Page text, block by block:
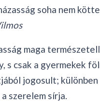
soha nem
maga
s csak a gyermekek
jogosult;
szerelem sírja.